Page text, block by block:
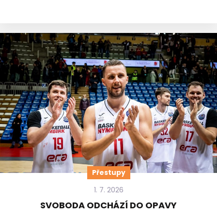
Přestupy
1. 7. 2026
SVOBODA ODCHÁZÍ DO OPAVY